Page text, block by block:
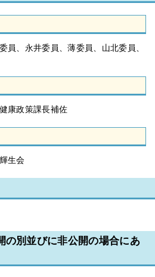
員、永井委員、薄委員、山北委員、
康政策課長補佐
生会
の別並びに非公開の場合にあ